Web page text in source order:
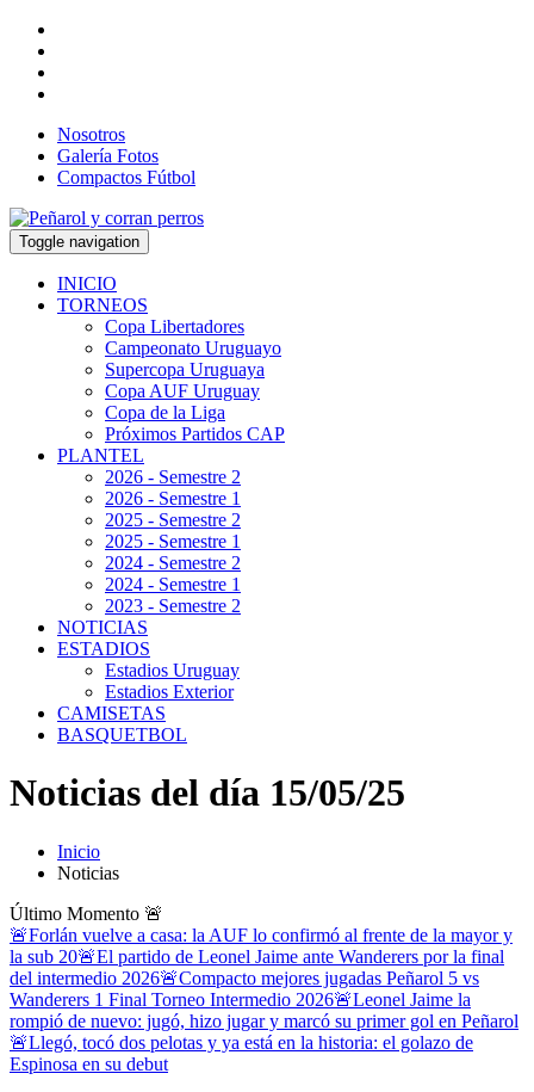
Nosotros
Galería Fotos
Compactos Fútbol
Toggle navigation
INICIO
TORNEOS
Copa Libertadores
Campeonato Uruguayo
Supercopa Uruguaya
Copa AUF Uruguay
Copa de la Liga
Próximos Partidos CAP
PLANTEL
2026 - Semestre 2
2026 - Semestre 1
2025 - Semestre 2
2025 - Semestre 1
2024 - Semestre 2
2024 - Semestre 1
2023 - Semestre 2
NOTICIAS
ESTADIOS
Estadios Uruguay
Estadios Exterior
CAMISETAS
BASQUETBOL
Noticias del día 15/05/25
Inicio
Noticias
Último Momento 🚨
🚨Forlán vuelve a casa: la AUF lo confirmó al frente de la mayor y
la sub 20🚨El partido de Leonel Jaime ante Wanderers por la final
del intermedio 2026🚨Compacto mejores jugadas Peñarol 5 vs
Wanderers 1 Final Torneo Intermedio 2026🚨Leonel Jaime la
rompió de nuevo: jugó, hizo jugar y marcó su primer gol en Peñarol
🚨Llegó, tocó dos pelotas y ya está en la historia: el golazo de
Espinosa en su debut